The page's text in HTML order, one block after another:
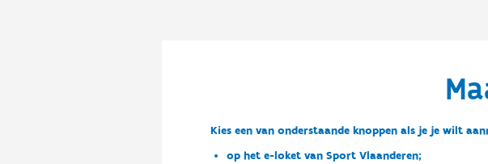
Kies een van onderstaande knoppen als je je wilt
op het e-loket van Sport Vlaanderen;